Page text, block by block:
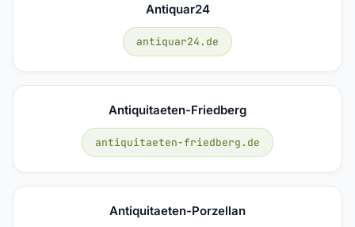
Antiquar24
antiquar24.de
Antiquitaeten-Friedberg
antiquitaeten-friedberg.de
Antiquitaeten-Porzellan